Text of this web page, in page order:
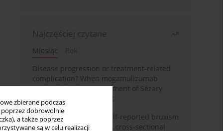
zbierane podczas
poprzez dobrowolnie
a także poprzez
są w celu realizacji
Najczęściej czytane
Miesiąc
Rok
Disease progression or treatment-related
complication? When mogamulizumab
misleads in the management of Sézary
syndrome: A case report
Personality traits and self-reported bruxism
in university students: A cross-sectional